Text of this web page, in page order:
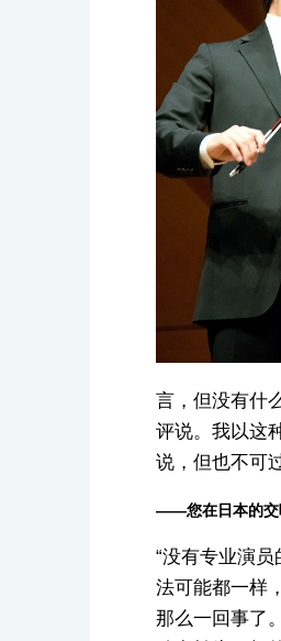
言，但没有什
评说。我以这
说，但也不可
——您在日本的交
“没有专业演
法可能都一样
那么一回事了